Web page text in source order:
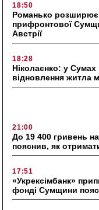
18:50
Романько розширює
прифронтової
Австрії
18:28
Ніколаєнко: у
відновлення житла
21:00
До 19 400 гривень
пояснив, як
17:51
«Укрексімбанк»
фонді Сумщини